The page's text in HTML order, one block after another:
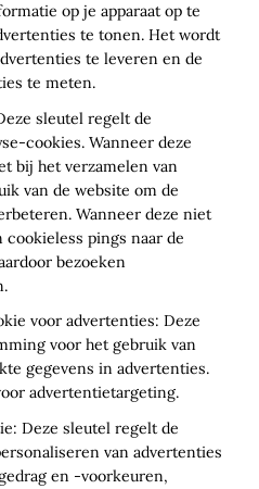
op je apparaat op te
te tonen. Het wordt
te leveren en de
te meten.
sleutel regelt de
cookies. Wanneer deze
bij het verzamelen van
van de website om de
Wanneer deze niet
pings naar de
bezoeken
voor advertenties: Deze
voor het gebruik van
gegevens in advertenties.
advertentietargeting.
: Deze sleutel regelt de
van advertenties
en -voorkeuren,